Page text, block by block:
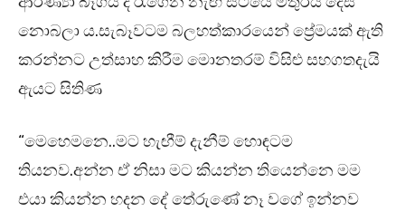
නොබලා ය.සැබෑවටම බලහත්කාරයෙන් ප්‍රේමයක් ඇති
කරන්නට උත්සාහ කිරීම මොනතරම් විසිළු සහගතදැයි
ඇයට සිතිණ
“මෙහෙමනෙ..මට හැඟීම් දැනීම් හොඳටම
තියනව.අන්න ඒ නිසා මට කියන්න තියෙන්නෙ මම
එයා කියන්න හදන දේ තේරුණේ නෑ වගේ ඉන්නව